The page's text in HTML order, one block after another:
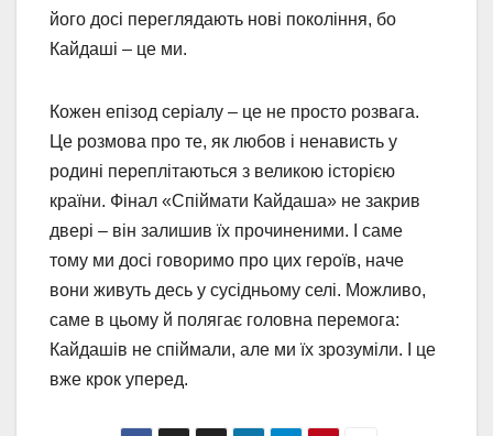
його досі переглядають нові покоління, бо
Кайдаші – це ми.
Кожен епізод серіалу – це не просто розвага.
Це розмова про те, як любов і ненависть у
родині переплітаються з великою історією
країни. Фінал «Спіймати Кайдаша» не закрив
двері – він залишив їх прочиненими. І саме
тому ми досі говоримо про цих героїв, наче
вони живуть десь у сусідньому селі. Можливо,
саме в цьому й полягає головна перемога:
Кайдашів не спіймали, але ми їх зрозуміли. І це
вже крок уперед.